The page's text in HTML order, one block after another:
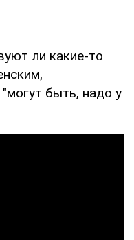
ли какие-то
быть, надо у